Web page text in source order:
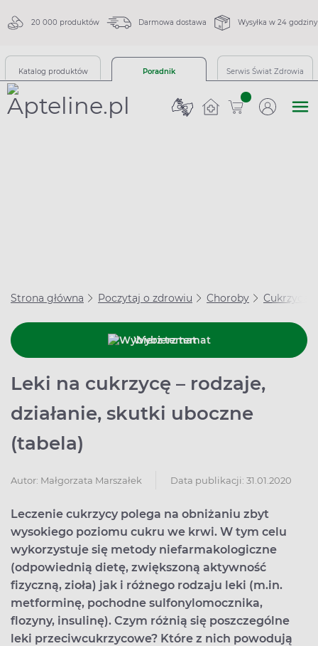
20 000 produktów Darmowa dostawa Wysyłka w 24 godziny
Katalog produktów Poradnik Serwis Świat Zdrowia
sztuk
Strona główna Poczytaj o zdrowiu Choroby Cukrzyca
Wybierz temat
Leki na cukrzycę – rodzaje,
działanie, skutki uboczne
(tabela)
Autor: Małgorzata Marszałek Data publikacji: 31.01.2020
Leczenie cukrzycy polega na obniżaniu zbyt
wysokiego poziomu cukru we krwi. W tym celu
wykorzystuje się metody niefarmakologiczne
(odpowiednią dietę, zwiększoną aktywność
fizyczną, zioła) jak i różnego rodzaju leki (m.in.
metforminę, pochodne sulfonylomocznika,
flozyny, insulinę). Czym różnią się poszczególne
leki przeciwcukrzycowe? Które z nich powodują